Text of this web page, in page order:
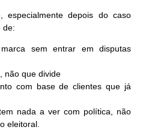
especialmente depois do caso
de:
sem entrar em disputas
, não que divide
com base de clientes que já
nada a ver com política, não
eleitoral.